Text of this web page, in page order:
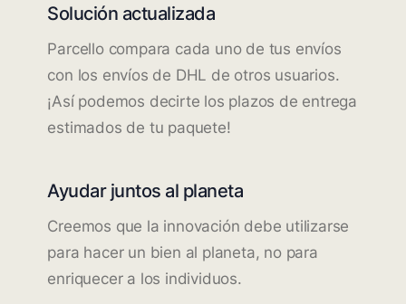
Solución actualizada
Parcello compara cada uno de tus envíos
con los envíos de DHL de otros usuarios.
¡Así podemos decirte los plazos de entrega
estimados de tu paquete!
Ayudar juntos al planeta
Creemos que la innovación debe utilizarse
para hacer un bien al planeta, no para
enriquecer a los individuos.